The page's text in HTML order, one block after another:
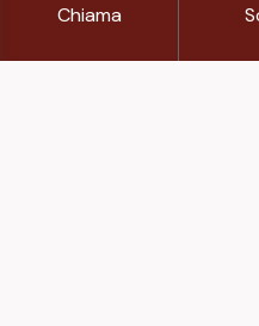
Chiama